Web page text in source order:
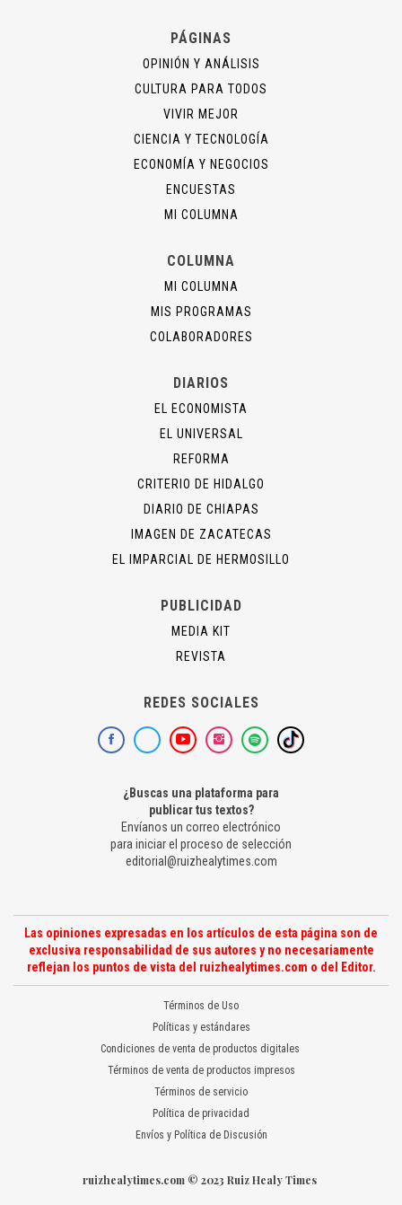
PÁGINAS
OPINIÓN Y ANÁLISIS
CULTURA PARA TODOS
VIVIR MEJOR
CIENCIA Y TECNOLOGÍA
ECONOMÍA Y NEGOCIOS
ENCUESTAS
MI COLUMNA
COLUMNA
MI COLUMNA
MIS PROGRAMAS
COLABORADORES
DIARIOS
EL ECONOMISTA
EL UNIVERSAL
REFORMA
CRITERIO DE HIDALGO
DIARIO DE CHIAPAS
IMAGEN DE ZACATECAS
EL IMPARCIAL DE HERMOSILLO
PUBLICIDAD
MEDIA KIT
REVISTA
REDES SOCIALES
¿Buscas una plataforma para
publicar tus textos?
Envíanos un correo electrónico
para iniciar el proceso de selección
editorial@ruizhealytimes.com
Las opiniones expresadas en los artículos de esta página son de
exclusiva responsabilidad de sus autores y no necesariamente
reflejan los puntos de vista del ruizhealytimes.com o del Editor.
Términos de Uso
Políticas y estándares
Condiciones de venta de productos digitales
Términos de venta de productos impresos
Términos de servicio
Política de privacidad
Envíos y Política de Discusión
ruizhealytimes.com © 2023 Ruiz Healy Times